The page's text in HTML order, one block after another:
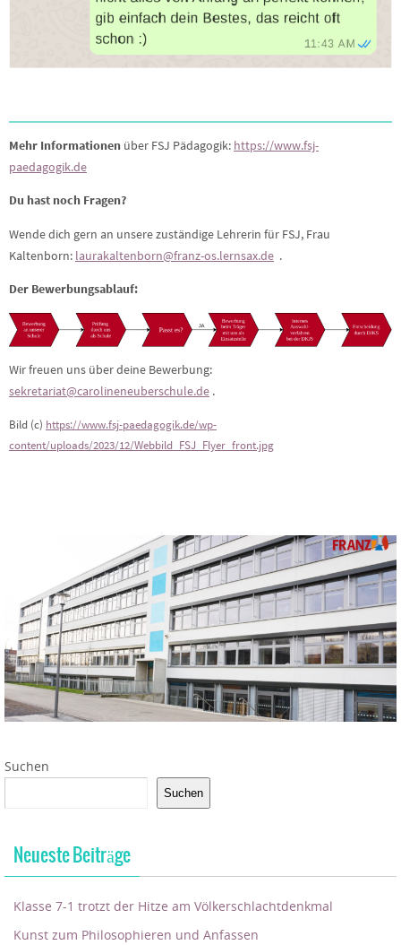
Mehr Informationen über FSJ Pädagogik: https://www.fsj-
paedagogik.de
Du hast noch Fragen?
Wende dich gern an unsere zuständige Lehrerin für FSJ, Frau
Kaltenborn: laurakaltenborn@franz-os.lernsax.de .
Der Bewerbungsablauf:
Wir freuen uns über deine Bewerbung:
sekretariat@carolineneuberschule.de .
Bild (c) https://www.fsj-paedagogik.de/wp-
content/uploads/2023/12/Webbild_FSJ_Flyer_front.jpg
Suchen
Suchen
Neueste Beiträge
Klasse 7-1 trotzt der Hitze am Völkerschlachtdenkmal
Kunst zum Philosophieren und Anfassen